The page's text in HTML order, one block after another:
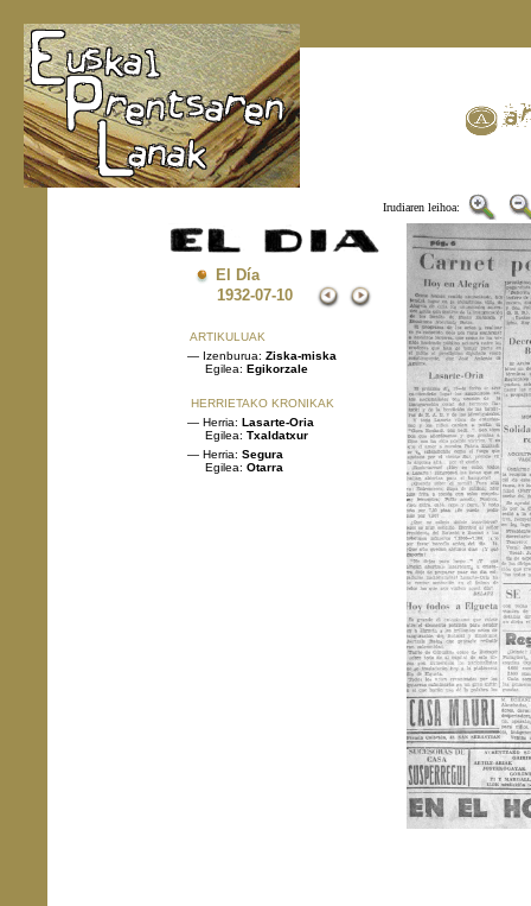
Irudiaren leihoa:
El Día
1932-07-10
ARTIKULUAK
— Izenburua: Ziska-miska
Egilea: Egikorzale
HERRIETAKO KRONIKAK
— Herria: Lasarte-Oria
Egilea: Txaldatxur
— Herria: Segura
Egilea: Otarra